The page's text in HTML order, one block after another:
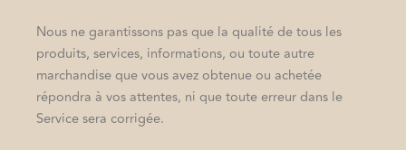
Nous ne garantissons pas que la qualité de tous les
produits, services, informations, ou toute autre
marchandise que vous avez obtenue ou achetée
répondra à vos attentes, ni que toute erreur dans le
Service sera corrigée.